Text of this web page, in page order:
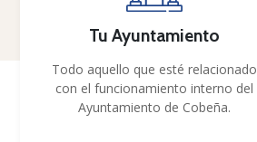
Tu Ayuntamiento
Todo aquello que esté relacionado
con el funcionamiento interno del
Ayuntamiento de Cobeña.